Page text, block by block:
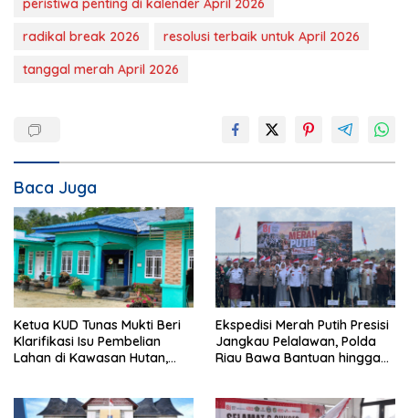
radikal break 2026
resolusi terbaik untuk April 2026
tanggal merah April 2026
Baca Juga
Ketua KUD Tunas Mukti Beri
Klarifikasi Isu Pembelian
Lahan di Kawasan Hutan,
Ekspedisi Merah Putih Presisi
Jangkau Pelalawan, Polda
Riau Bawa Bantuan hingga